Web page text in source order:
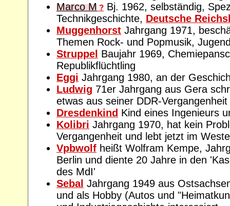
Marco M ? Bj. 1962, selbständig,
Technikgeschichte, Deutsche
Muggenhorst Jahrgang 1971,
Themen Rock- und Popmusik,
Struppel Baujahr 1969,
Republikflüchtling
Eggi Jahrgang 1980, an der
Ludwig 71er Jahrgang aus Gera
etwas aus seiner DDR-
Dresdenkind Kind eines Ingenieurs
Kolibri Jahrgang 1970, hat kein
Vergangenheit und lebt jetzt im
Vpbwolf heißt Wolfram Kempe,
Berlin und diente 20 Jahre in den
des MdI'
Sebal Jahrgang 1949 aus
und als Hobby (Autos und